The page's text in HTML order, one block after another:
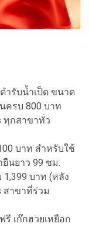
ำรับน้ำเป็ด ขนาด
ครบ 800 บาท
ทุกสาขาทั่ว
บาท สำหรับใช้
นยาว 99 ซม.
บาท (หลัง
สาขาที่ร่วม
เก๊กฮวยเหยือก